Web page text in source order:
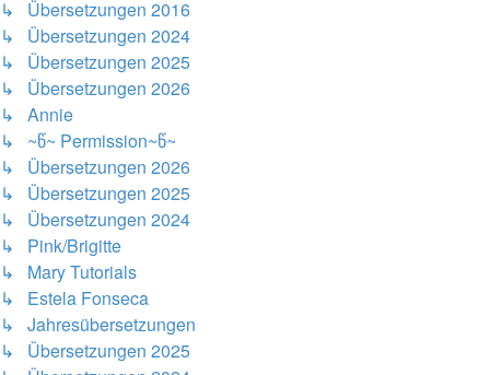
↳ Übersetzungen 2016
↳ Übersetzungen 2024
↳ Übersetzungen 2025
↳ Übersetzungen 2026
↳ Annie
↳ ~წ~ Permission~წ~
↳ Übersetzungen 2026
↳ Übersetzungen 2025
↳ Übersetzungen 2024
↳ Pink/Brigitte
↳ Mary Tutorials
↳ Estela Fonseca
↳ Jahresübersetzungen
↳ Übersetzungen 2025